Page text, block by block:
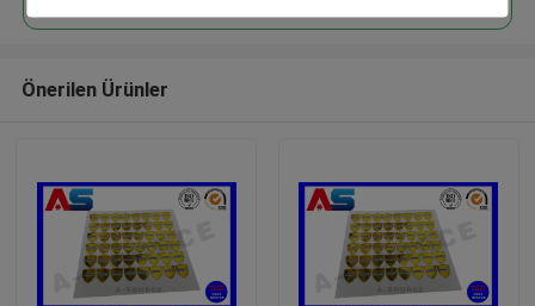
Önerilen Ürünler